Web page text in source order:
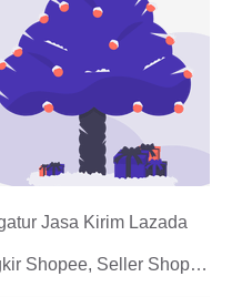
Shopee, Seller Shopee
Jasa Kirim Lazada